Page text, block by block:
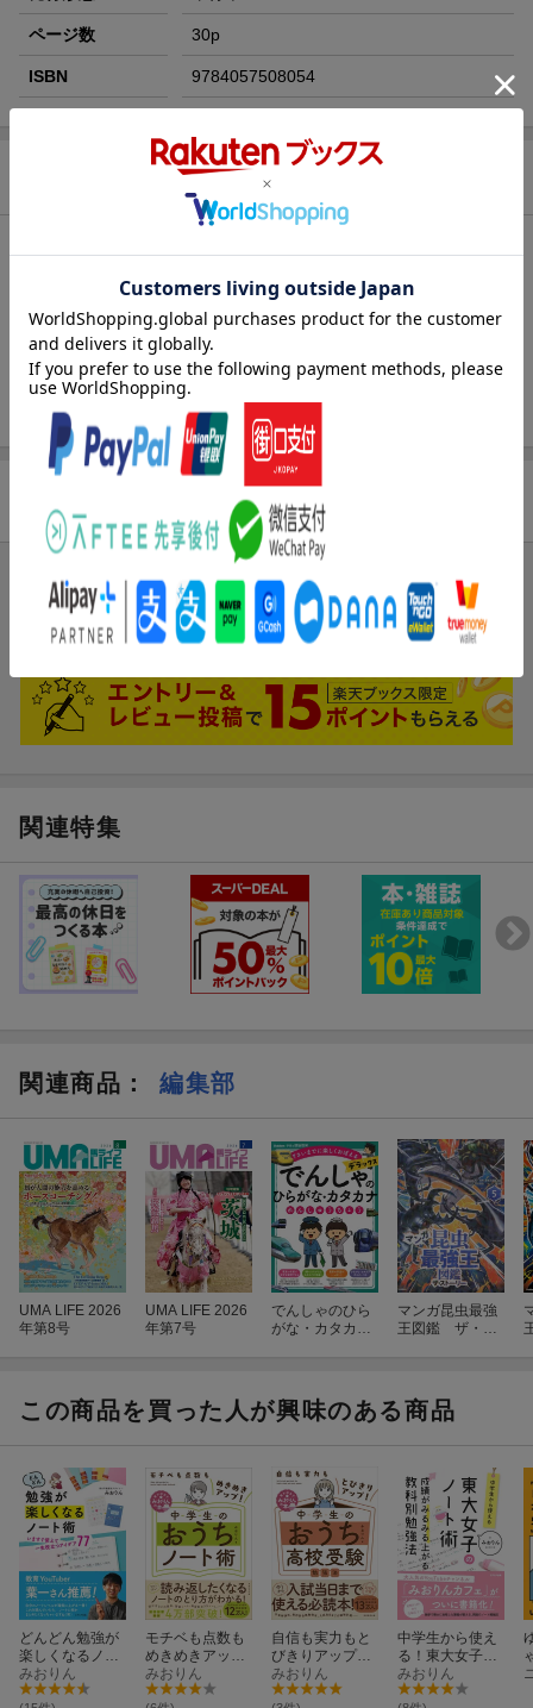
ページ数 30p
ISBN 9784057508054
内容紹介（JPROより）
「ひとつひとつわかりやすく」シリーズに、効率とやる気がアッ
プするふせんが登場。やることふせん（やるべきことを書きこん
で整理）、段どりふせん（ゴールまでの道のりを小さな目標に分
け、見える化）、できたふせん（目標の達成状況がわかる）の3
商品レビュー
ブックスのレビュー
まだレビューがありません。
関連特集
関連商品 ： 編集部
UMA LIFE 2026
年第8号
UMA LIFE 2026
年第7号
でんしゃのひら
がな・カタカナ
マンガ昆虫最強
王図鑑 ザ・ス
この商品を買った人が興味のある商品
どんどん勉強が
楽しくなるノー
ト術 いますぐ
使えて一生役立
みおりん
モチベも点数も
めきめきアッ
プ！ 中学生の
おうちノート術
みおりん
自信も実力もと
びきりアップ！
中学生のおう
ち高校受験勉強
みおりん
中学生から使え
る！東大女子の
ノート術 成績が
みるみる上がる
みおりん